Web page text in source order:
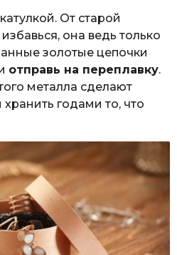
От старой
она ведь только
золотые цепочки
отправь на переплавку.
металла сделают
годами то, что